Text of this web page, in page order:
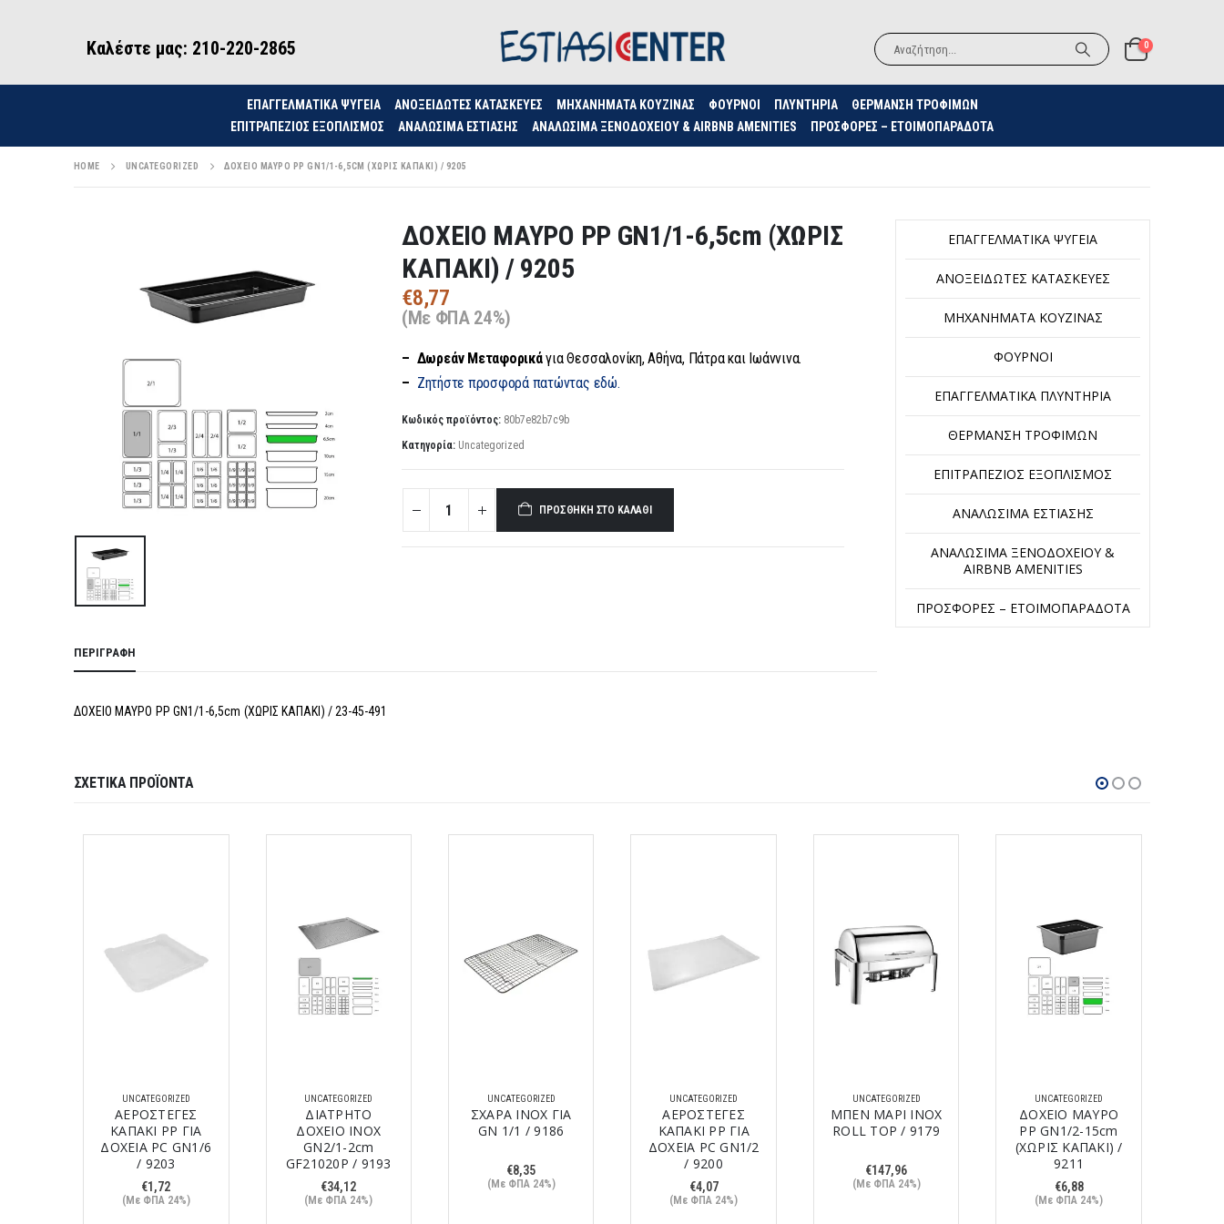
Καλέστε μας: 210-220-2865 0
ΕΠΑΓΓΕΛΜΑΤΙΚΑ ΨΥΓΕΙΑ ΑΝΟΞΕΊΔΩΤΕΣ ΚΑΤΑΣΚΕΥΈΣ ΜΗΧΑΝΉΜΑΤΑ ΚΟΥΖΊΝΑΣ ΦΟΥΡΝΟΙ ΠΛΥΝΤΗΡΙΑ
ΘΈΡΜΑΝΣΗ ΤΡΟΦΊΜΩΝ
ΕΠΙΤΡΑΠΈΖΙΟΣ ΕΞΟΠΛΙΣΜΌΣ
ΑΝΑΛΏΣΙΜΑ ΕΣΤΊΑΣΗΣ ΑΝΑΛΏΣΙΜΑ ΞΕΝΟΔΟΧΕΊΟΥ & AIRBNB AMENITIES ΠΡΟΣΦΟΡΈΣ – ΕΤΟΙΜΟΠΑΡΆΔΟΤΑ
HOME UNCATEGORIZED ΔΟΧΕΙΟ ΜΑΥΡΟ PP GN1/1-6,5CM (ΧΩΡΙΣ ΚΑΠΑΚΙ) / 9205
ΔΟΧΕΙΟ ΜΑΥΡΟ PP GN1/1-6,5cm (ΧΩΡΙΣ
ΚΑΠΑΚΙ) / 9205
€8,77
(Με ΦΠΑ 24%)
– Δωρεάν Μεταφορικάγια Θεσσαλονίκη, Αθήνα, Πάτρα και Ιωάννινα.
– Ζητήστε προσφορά πατώντας εδώ.
Κωδικός προϊόντος: 80b7e82b7c9b
Κατηγορία: Uncategorized
ΠΡΟΣΘΉΚΗ ΣΤΟ ΚΑΛΆΘΙ
ΠΕΡΙΓΡΑΦΉ
ΔΟΧΕΙΟ ΜΑΥΡΟ PP GN1/1-6,5cm (ΧΩΡΙΣ ΚΑΠΑΚΙ) / 23-45-491
ΕΠΑΓΓΕΛΜΑΤΙΚΆ ΨΥΓΕΊΑ
ΑΝΟΞΕΊΔΩΤΕΣ ΚΑΤΑΣΚΕΥΈΣ
ΜΗΧΑΝΉΜΑΤΑ ΚΟΥΖΊΝΑΣ
ΦΟΎΡΝΟΙ
ΕΠΑΓΓΕΛΜΑΤΙΚΆ ΠΛΥΝΤΉΡΙΑ
ΘΈΡΜΑΝΣΗ ΤΡΟΦΊΜΩΝ
ΕΠΙΤΡΑΠΈΖΙΟΣ ΕΞΟΠΛΙΣΜΌΣ
ΑΝΑΛΏΣΙΜΑ ΕΣΤΊΑΣΗΣ
ΑΝΑΛΏΣΙΜΑ ΞΕΝΟΔΟΧΕΊΟΥ &
AIRBNB AMENITIES
ΠΡΟΣΦΟΡΈΣ – ΕΤΟΙΜΟΠΑΡΆΔΟΤΑ
ΣΧΕΤΙΚΆ ΠΡΟΪΌΝΤΑ
UNCATEGORIZED
ΑΕΡΟΣΤΕΓΕΣ
ΚΑΠΑΚΙ PP ΓΙΑ
ΔΟΧΕΙΑ PC GN1/6
/ 9203
€1,72
(Με ΦΠΑ 24%)
UNCATEGORIZED
ΔΙΑΤΡΗΤΟ
ΔΟΧΕΙΟ ΙΝΟΧ
GN2/1-2cm
GF21020P / 9193
€34,12
(Με ΦΠΑ 24%)
UNCATEGORIZED
ΣΧΑΡΑ ΙΝΟΧ ΓΙΑ
GN 1/1 / 9186
€8,35
(Με ΦΠΑ 24%)
UNCATEGORIZED
ΑΕΡΟΣΤΕΓΕΣ
ΚΑΠΑΚΙ PP ΓΙΑ
ΔΟΧΕΙΑ PC GN1/2
/ 9200
€4,07
(Με ΦΠΑ 24%)
UNCATEGORIZED
ΜΠΕΝ ΜΑΡΙ INOX
ROLL TOP / 9179
€147,96
(Με ΦΠΑ 24%)
UNCATEGORIZED
ΔΟΧΕΙΟ ΜΑΥΡΟ
PP GN1/2-15cm
(ΧΩΡΙΣ ΚΑΠΑΚΙ) /
9211
€6,88
(Με ΦΠΑ 24%)